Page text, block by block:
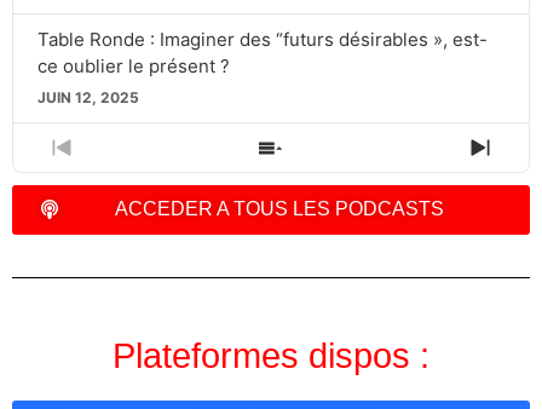
Table Ronde : Imaginer des “futurs désirables », est-
ce oublier le présent ?
JUIN 12, 2025
PREVIOUS
EPISODE
SHOW
EPISODES
LIST
NEXT
ACCEDER A TOUS LES PODCASTS
Plateformes dispos :